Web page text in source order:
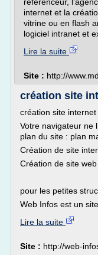
internet et la
vitrine ou en flash
logiciel intranet et
Lire la suite
Site : http://
création site
création site internet
Votre navigateur ne
plan du site : plan
Création de site
Création de site web
pour les petites
Web Infos est un
Lire la suite
Site : http://web-